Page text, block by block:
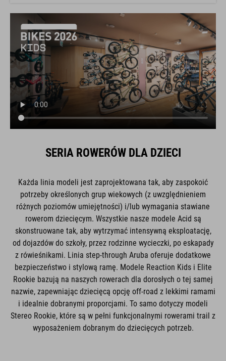
SERIA ROWERÓW DLA DZIECI
Każda linia modeli jest zaprojektowana tak, aby zaspokoić
potrzeby określonych grup wiekowych (z uwzględnieniem
różnych poziomów umiejętności) i/lub wymagania stawiane
rowerom dziecięcym. Wszystkie nasze modele Acid są
skonstruowane tak, aby wytrzymać intensywną eksploatację,
od dojazdów do szkoły, przez rodzinne wycieczki, po eskapady
z rówieśnikami. Linia step-through Aruba oferuje dodatkowe
bezpieczeństwo i stylową ramę. Modele Reaction Kids i Elite
Rookie bazują na naszych rowerach dla dorosłych o tej samej
nazwie, zapewniając dziecięcą opcję off-road z lekkimi ramami
i idealnie dobranymi proporcjami. To samo dotyczy modeli
Stereo Rookie, które są w pełni funkcjonalnymi rowerami trail z
wyposażeniem dobranym do dziecięcych potrzeb.